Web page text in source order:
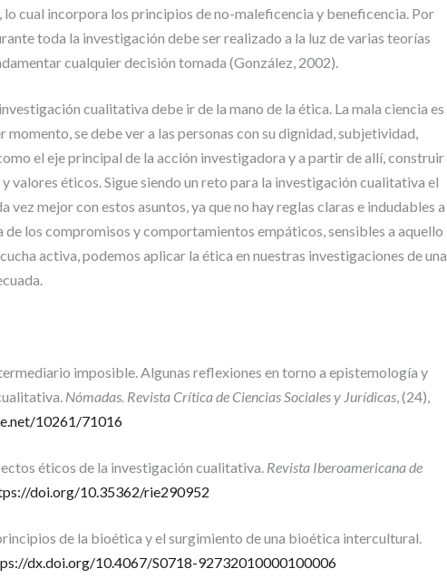
lo cual incorpora los principios de no-maleficencia y beneficencia. Por
toda la investigación debe ser realizado a la luz de varias teorías
cualquier decisión tomada (González, 2002).
cualitativa debe ir de la mano de la ética. La mala ciencia es
momento, se debe ver a las personas con su dignidad, subjetividad,
el eje principal de la acción investigadora y a partir de allí, construir
valores éticos. Sigue siendo un reto para la investigación cualitativa el
vez mejor con estos asuntos, ya que no hay reglas claras e indudables a
de los compromisos y comportamientos empáticos, sensibles a aquello
activa, podemos aplicar la ética en nuestras investigaciones de una
imposible. Algunas reflexiones en torno a epistemología y
Nómadas. Revista Crítica de Ciencias Sociales y Jurídicas , (24),
10261/71016
éticos de la investigación cualitativa. Revista Iberoamericana de
doi.org/10.35362/rie290952
de la bioética y el surgimiento de una bioética intercultural.
dx.doi.org/10.4067/S0718-92732010000100006